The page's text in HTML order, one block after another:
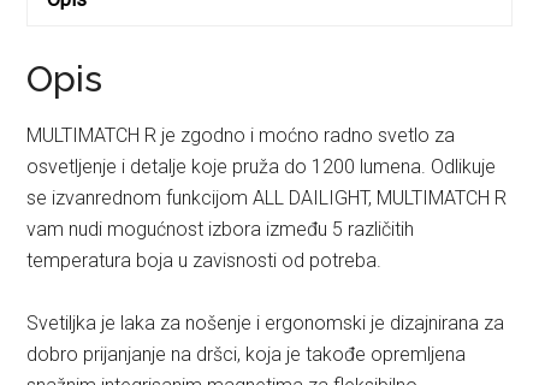
Opis
MULTIMATCH R je zgodno i moćno radno svetlo za
osvetljenje i detalje koje pruža do 1200 lumena. Odlikuje
se izvanrednom funkcijom ALL DAILIGHT, MULTIMATCH R
vam nudi mogućnost izbora između 5 različitih
temperatura boja u zavisnosti od potreba.
Svetiljka je laka za nošenje i ergonomski je dizajnirana za
dobro prijanjanje na dršci, koja je takođe opremljena